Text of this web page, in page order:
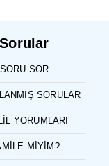
Sorular
SORU SOR
SORULAR
YORUMLARI
MIYIM?